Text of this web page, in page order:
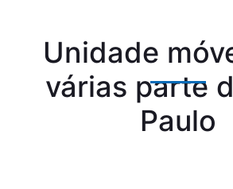
Unidade
várias parte
Paulo